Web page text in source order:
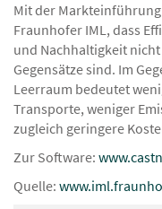
Mit der Markteinführung
Fraunhofer IML, dass
und Nachhaltigkeit
Gegensätze sind. Im
Leerraum bedeutet
Transporte, weniger
zugleich geringere
Zur Software:
Quelle: